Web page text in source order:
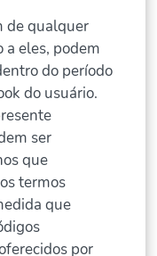
de qualquer
eles, podem
do período
do usuário.
ser
que
termos
que
por